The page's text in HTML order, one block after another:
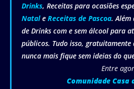
Drinks, Receitas para ocasiões
Natale Receitas de Pascoa. Além
de Drinks com e sem álcool para
públicos. Tudo isso, gratuitamente
nunca mais fique sem ideias do
Entre
Comunidade Casa